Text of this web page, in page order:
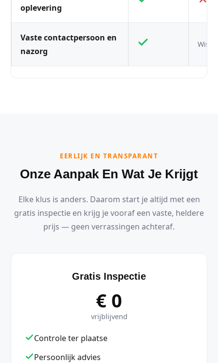
oplevering
Vaste contactpersoon en
nazorg
EERLIJK EN TRANSPARANT
Onze Aanpak En Wat Je Krijgt
Elke klus is anders. Daarom start je altijd met een
gratis inspectie en krijg je vooraf een vaste, heldere
prijs — geen verrassingen achteraf.
Gratis Inspectie
€ 0
vrijblijvend
Controle ter plaatse
Persoonlijk advies